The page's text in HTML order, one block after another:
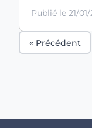
Publié le 21/
« Précédent